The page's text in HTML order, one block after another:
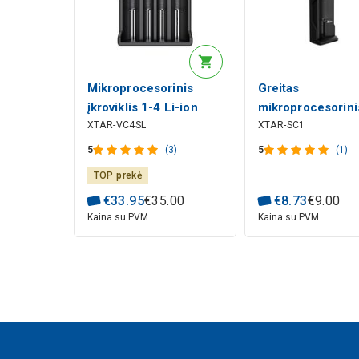
Mikroprocesorinis
įkroviklis 1-4 Li-ion
10440-32650, NiMH-
NICD
AAAA/AAA/AA/A/SC/C/D
akumuliatoriams, XTAR
XTAR-VC4SL
5 (3)
TOP prekė
€33.95€35.00
Kaina su PVM
Greitas
įkroviklis Li-ion
akumuliatoriaus
USB, XTAR
XTAR-SC1
5 (1)
€8.73€9.00
Kaina su PVM